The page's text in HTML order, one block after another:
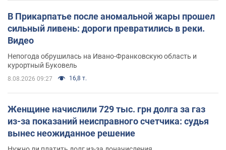
В Прикарпатье после аномальной жары прошел
сильный ливень: дороги превратились в реки.
Видео
Непогода обрушилась на Ивано-Франковскую область и
курортный Буковель
8.08.2026 09:27 16,8 т.
Женщине начислили 729 тыс. грн долга за газ
из-за показаний неисправного счетчика: судья
вынес неожиданное решение